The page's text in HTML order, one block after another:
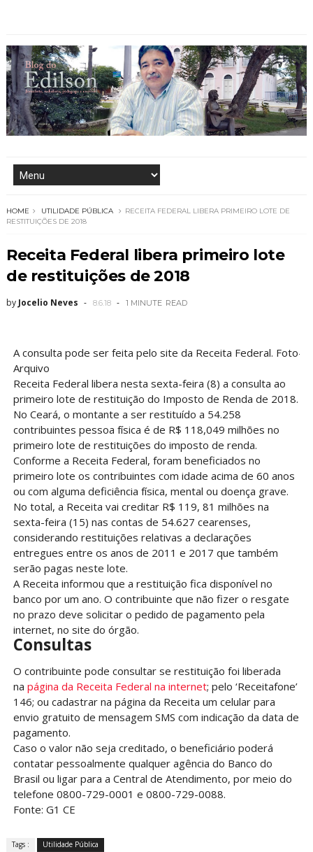
HOME UTILIDADE PÚBLICA
RECEITA FEDERAL LIBERA PRIMEIRO LOTE DE
RESTITUIÇÕES DE 2018
Receita Federal libera primeiro lote
de restituições de 2018
by Jocelio Neves 8.6.18 1 MINUTE READ
A consulta pode ser feita pelo site da Receita Federal. Foto-
Arquivo
Receita Federal libera nesta sexta-feira (8) a consulta ao
primeiro lote de restituição do Imposto de Renda de 2018.
No Ceará, o montante a ser restituído a 54.258
contribuintes pessoa física é de R$ 118,049 milhões no
primeiro lote de restituições do imposto de renda.
Conforme a Receita Federal, foram beneficiados no
primeiro lote os contribuintes com idade acima de 60 anos
ou com alguma deficiência física, mental ou doença grave.
No total, a Receita vai creditar R$ 119, 81 milhões na
sexta-feira (15) nas contas de 54.627 cearenses,
considerando restituições relativas a declarações
entregues entre os anos de 2011 e 2017 que também
serão pagas neste lote.
A Receita informou que a restituição fica disponível no
banco por um ano. O contribuinte que não fizer o resgate
no prazo deve solicitar o pedido de pagamento pela
internet, no site do órgão.
Consultas
O contribuinte pode consultar se restituição foi liberada
na página da Receita Federal na internet; pelo ‘Receitafone’
146; ou cadastrar na página da Receita um celular para
envio gratuito de mensagem SMS com indicação da data de
pagamento.
Caso o valor não seja creditado, o beneficiário poderá
contatar pessoalmente qualquer agência do Banco do
Brasil ou ligar para a Central de Atendimento, por meio do
telefone 0800-729-0001 e 0800-729-0088.
Fonte: G1 CE
Tags : Utilidade Pública